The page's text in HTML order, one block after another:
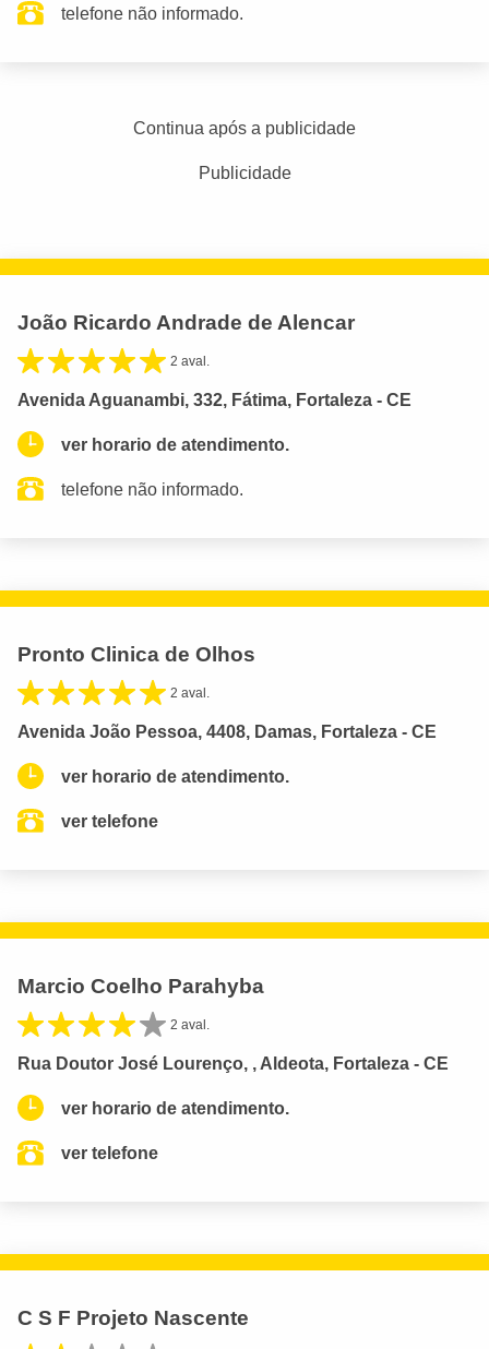
telefone não informado.
Continua após a publicidade
Publicidade
João Ricardo Andrade de Alencar
2 aval.
Avenida Aguanambi, 332, Fátima, Fortaleza - CE
ver horario de atendimento.
telefone não informado.
Pronto Clinica de Olhos
2 aval.
Avenida João Pessoa, 4408, Damas, Fortaleza - CE
ver horario de atendimento.
ver telefone
Marcio Coelho Parahyba
2 aval.
Rua Doutor José Lourenço, , Aldeota, Fortaleza - CE
ver horario de atendimento.
ver telefone
C S F Projeto Nascente